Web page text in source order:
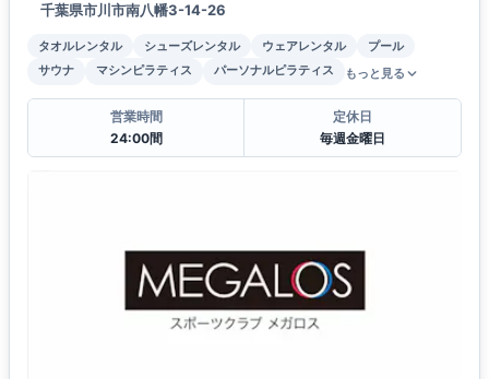
千葉県市川市南八幡3-14-26
タオルレンタル シューズレンタル ウェアレンタル
プール
サウナ
マシンピラティス パーソナルピラティス もっと見る
営業時間
24:00間
定休日
毎週金曜日